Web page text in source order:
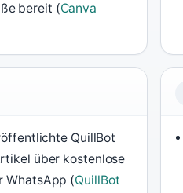
bereit (Canva
QuillBot
über kostenlose
WhatsApp (QuillBot